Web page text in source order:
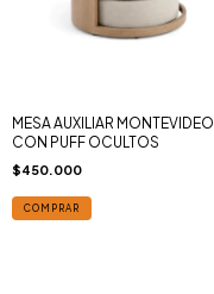
MESA AUXILIAR MONTEVIDEO
CON PUFF OCULTOS
$450.000
COMPRAR